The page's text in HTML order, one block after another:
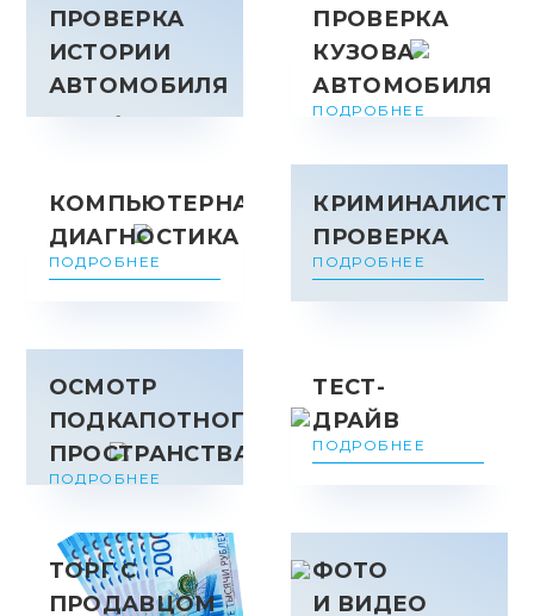
ПРОВЕРКА
ИСТОРИИ
АВТОМОБИЛЯ
по 3-м базам
ПРОВЕРКА
КУЗОВА
АВТОМОБИЛЯ
ПОДРОБНЕЕ
КОМПЬЮТЕРНАЯ
ДИАГНОСТИКА
ПОДРОБНЕЕ
ПРОВЕРКА
ПОДРОБНЕЕ
ОСМОТР
ПОДКАПОТНОГО
ПРОСТРАНСТВА
ПОДРОБНЕЕ
ТЕСТ-
ДРАЙВ
ПОДРОБНЕЕ
ТОРГ С
ПРОДАВЦОМ
ФОТО
И ВИДЕО